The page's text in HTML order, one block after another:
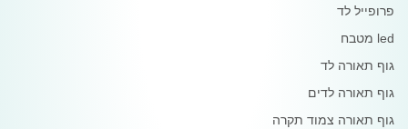
פרופייל לד
led מטבח
גוף תאורה לד
גוף תאורה לדים
גוף תאורה צמוד תקרה